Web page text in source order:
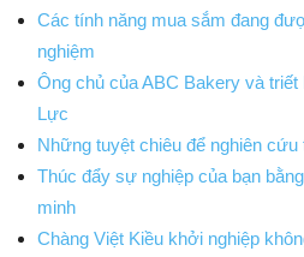
Các tính năng mua sắm đang
nghiệm
Ông chủ của ABC Bakery và
Lực
Những tuyệt chiêu để nghiên
Thúc đẩy sự nghiệp của bạn
minh
Chàng Việt Kiều khởi nghiệp